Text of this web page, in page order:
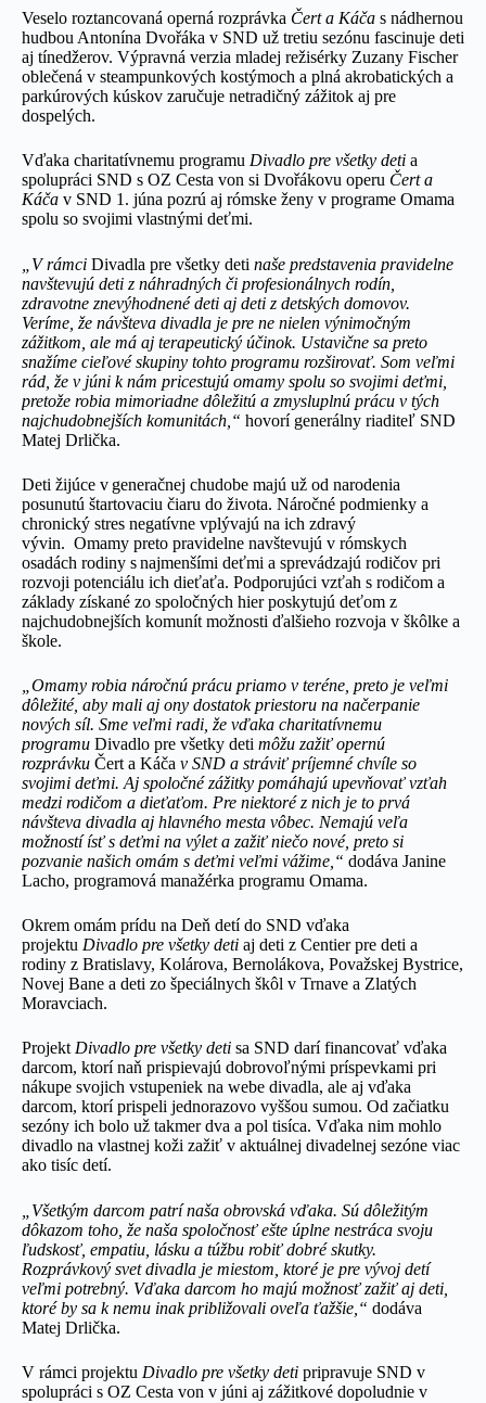
Veselo roztancovaná operná rozprávka Čert a Káča s nádhernou
hudbou Antonína Dvořáka v SND už tretiu sezónu fascinuje deti
aj tínedžerov. Výpravná verzia mladej režisérky Zuzany Fischer
oblečená v steampunkových kostýmoch a plná akrobatických a
parkúrových kúskov zaručuje netradičný zážitok aj pre
dospelých.
Vďaka charitatívnemu programu Divadlo pre všetky deti a
spolupráci SND s OZ Cesta von si Dvořákovu operu Čert a
Káča v SND 1. júna pozrú aj rómske ženy v programe Omama
spolu so svojimi vlastnými deťmi.
„V rámci Divadla pre všetky deti naše predstavenia pravidelne
navštevujú deti z náhradných či profesionálnych rodín,
zdravotne znevýhodnené deti aj deti z detských domovov.
Veríme, že návšteva divadla je pre ne nielen výnimočným
zážitkom, ale má aj terapeutický účinok. Ustavične sa preto
snažíme cieľové skupiny tohto programu rozširovať. Som veľmi
rád, že v júni k nám pricestujú omamy spolu so svojimi deťmi,
pretože robia mimoriadne dôležitú a zmysluplnú prácu v tých
najchudobnejších komunitách,“ hovorí generálny riaditeľ SND
Matej Drlička.
Deti žijúce v generačnej chudobe majú už od narodenia
posunutú štartovaciu čiaru do života. Náročné podmienky a
chronický stres negatívne vplývajú na ich zdravý
vývin. Omamy preto pravidelne navštevujú v rómskych
osadách rodiny s najmenšími deťmi a sprevádzajú rodičov pri
rozvoji potenciálu ich dieťaťa. Podporujúci vzťah s rodičom a
základy získané zo spoločných hier poskytujú deťom z
najchudobnejších komunít možnosti ďalšieho rozvoja v škôlke a
škole.
„Omamy robia náročnú prácu priamo v teréne, preto je veľmi
dôležité, aby mali aj ony dostatok priestoru na načerpanie
nových síl. Sme veľmi radi, že vďaka charitatívnemu
programu Divadlo pre všetky deti môžu zažiť opernú
rozprávku Čert a Káča v SND a stráviť príjemné chvíle so
svojimi deťmi. Aj spoločné zážitky pomáhajú upevňovať vzťah
medzi rodičom a dieťaťom. Pre niektoré z nich je to prvá
návšteva divadla aj hlavného mesta vôbec. Nemajú veľa
možností ísť s deťmi na výlet a zažiť niečo nové, preto si
pozvanie našich omám s deťmi veľmi vážime,“ dodáva Janine
Lacho, programová manažérka programu Omama.
Okrem omám prídu na Deň detí do SND vďaka
projektu Divadlo pre všetky deti aj deti z Centier pre deti a
rodiny z Bratislavy, Kolárova, Bernolákova, Považskej Bystrice,
Novej Bane a deti zo špeciálnych škôl v Trnave a Zlatých
Moravciach.
Projekt Divadlo pre všetky deti sa SND darí financovať vďaka
darcom, ktorí naň prispievajú dobrovoľnými príspevkami pri
nákupe svojich vstupeniek na webe divadla, ale aj vďaka
darcom, ktorí prispeli jednorazovo vyššou sumou. Od začiatku
sezóny ich bolo už takmer dva a pol tisíca. Vďaka nim mohlo
divadlo na vlastnej koži zažiť v aktuálnej divadelnej sezóne viac
ako tisíc detí.
„Všetkým darcom patrí naša obrovská vďaka. Sú dôležitým
dôkazom toho, že naša spoločnosť ešte úplne nestráca svoju
ľudskosť, empatiu, lásku a túžbu robiť dobré skutky.
Rozprávkový svet divadla je miestom, ktoré je pre vývoj detí
veľmi potrebný. Vďaka darcom ho majú možnosť zažiť aj deti,
ktoré by sa k nemu inak približovali oveľa ťažšie,“ dodáva
Matej Drlička.
V rámci projektu Divadlo pre všetky deti pripravuje SND v
spolupráci s OZ Cesta von v júni aj zážitkové dopoludnie v